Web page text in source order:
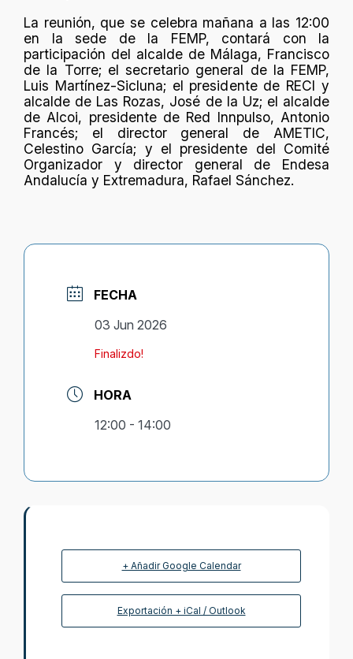
La reunión, que se celebra mañana a las 12:00
en la sede de la FEMP, contará con la
participación del alcalde de Málaga, Francisco
de la Torre; el secretario general de la FEMP,
Luis Martínez-Sicluna; el presidente de RECI y
alcalde de Las Rozas, José de la Uz; el alcalde
de Alcoi, presidente de Red Innpulso, Antonio
Francés; el director general de AMETIC,
Celestino García; y el presidente del Comité
Organizador y director general de Endesa
Andalucía y Extremadura, Rafael Sánchez.
FECHA
03 Jun 2026
Finalizdo!
HORA
12:00 - 14:00
+ Añadir Google Calendar
Exportación + iCal / Outlook